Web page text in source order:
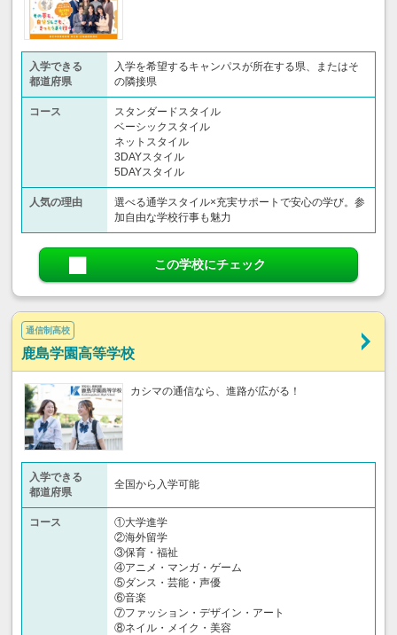
入学できる
都道府県
入学を希望するキャンパスが所在する県、またはそ
の隣接県
コース
スタンダードスタイル
ベーシックスタイル
ネットスタイル
3DAYスタイル
5DAYスタイル
人気の理由
選べる通学スタイル×充実サポートで安心の学び。参
加自由な学校行事も魅力
この学校にチェック
通信制高校
鹿島学園高等学校
カシマの通信なら、進路が広がる！
入学できる
都道府県
全国から入学可能
コース
①大学進学
②海外留学
③保育・福祉
④アニメ・マンガ・ゲーム
⑤ダンス・芸能・声優
⑥音楽
⑦ファッション・デザイン・アート
⑧ネイル・メイク・美容